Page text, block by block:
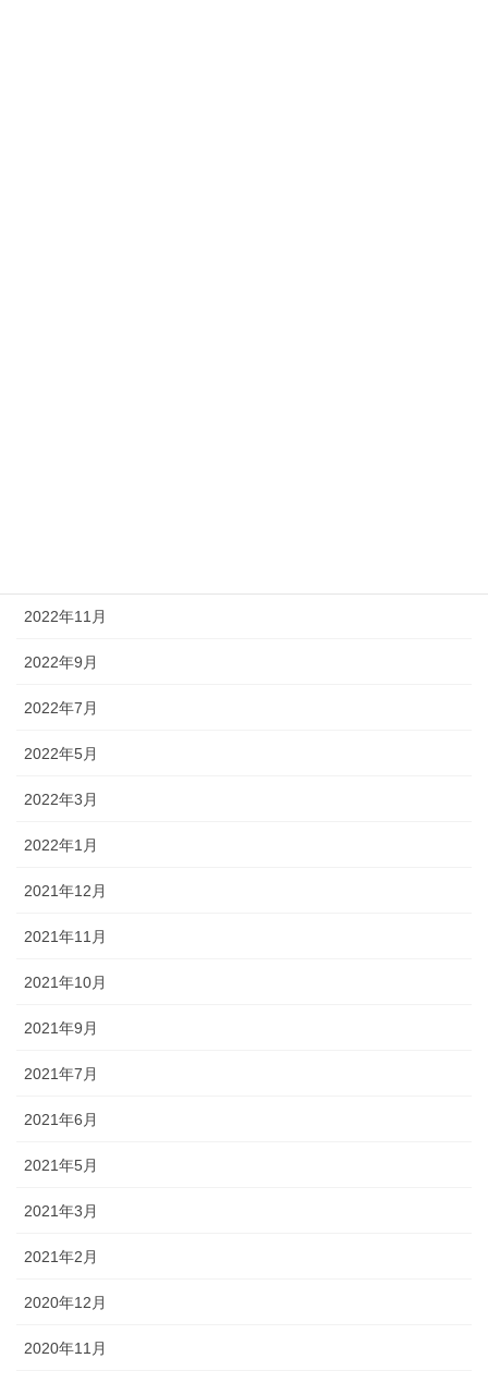
2022年11月
2022年9月
2022年7月
2022年5月
2022年3月
2022年1月
2021年12月
2021年11月
2021年10月
2021年9月
2021年7月
2021年6月
2021年5月
2021年3月
2021年2月
2020年12月
2020年11月